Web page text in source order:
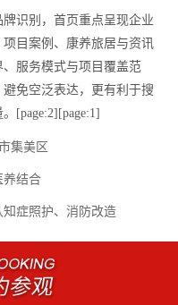
识别，首页重点呈现企业
目案例、康养旅居与资讯
服务模式与项目覆盖范
免空泛表达，更有利于搜
[page:2][page:1]
集美区
养结合
症照护、消防改造